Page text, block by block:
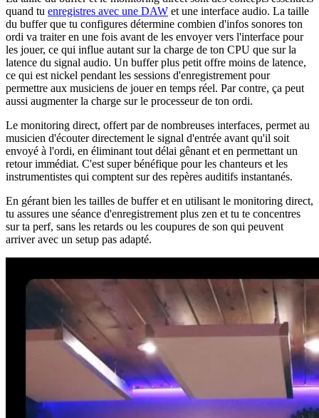
quand tu enregistres avec une DAW et une interface audio. La taille
du buffer que tu configures détermine combien d'infos sonores ton
ordi va traiter en une fois avant de les envoyer vers l'interface pour
les jouer, ce qui influe autant sur la charge de ton CPU que sur la
latence du signal audio. Un buffer plus petit offre moins de latence,
ce qui est nickel pendant les sessions d'enregistrement pour
permettre aux musiciens de jouer en temps réel. Par contre, ça peut
aussi augmenter la charge sur le processeur de ton ordi.
Le monitoring direct, offert par de nombreuses interfaces, permet au
musicien d'écouter directement le signal d'entrée avant qu'il soit
envoyé à l'ordi, en éliminant tout délai gênant et en permettant un
retour immédiat. C'est super bénéfique pour les chanteurs et les
instrumentistes qui comptent sur des repères auditifs instantanés.
En gérant bien les tailles de buffer et en utilisant le monitoring direct,
tu assures une séance d'enregistrement plus zen et tu te concentres
sur ta perf, sans les retards ou les coupures de son qui peuvent
arriver avec un setup pas adapté.